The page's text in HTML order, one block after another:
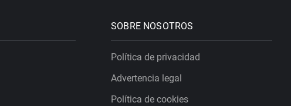
SOBRE NOSOTROS
Política de privacidad
Advertencia legal
Política de cookies